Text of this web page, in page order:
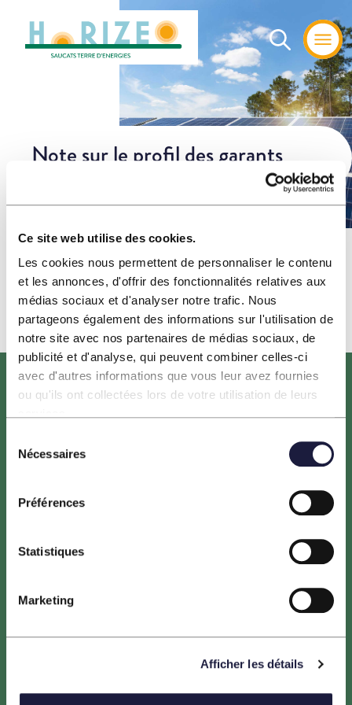
Ce site web utilise des cookies.
Les cookies nous permettent de personnaliser le contenu
et les annonces, d'offrir des fonctionnalités relatives aux
médias sociaux et d'analyser notre trafic. Nous
partageons également des informations sur l'utilisation de
notre site avec nos partenaires de médias sociaux, de
publicité et d'analyse, qui peuvent combiner celles-ci
avec d'autres informations que vous leur avez fournies
ou qu'ils ont collectées lors de votre utilisation de leurs
Nécessaires
Préférences
Statistiques
Marketing
Afficher les détails
Note sur le profil des garants
Home» Les actualités»Note sur le profil des garants
Le projet HORIZEO est porté par ENGIE, NEOEN,
entreprises leaders du secteur des énergies renouvelables,
ainsi que la Banque des Territoires. Les maîtres d’ouvrage
sont tous trois engagés dans la transition énergétique des